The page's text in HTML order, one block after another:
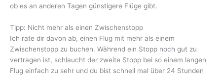
ob es an anderen Tagen günstigere Flüge gibt.
Tipp: Nicht mehr als einen Zwischenstopp
Ich rate dir davon ab, einen Flug mit mehr als einem
Zwischenstopp zu buchen. Während ein Stopp noch gut zu
vertragen ist, schlaucht der zweite Stopp bei so einem langen
Flug einfach zu sehr und du bist schnell mal über 24 Stunden